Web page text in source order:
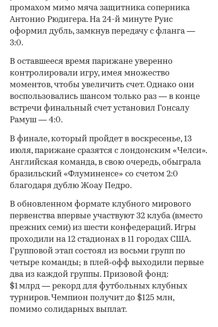
промахом мимо мяча защитника соперника
Антонио Рюдигера. На 24-й минуте Руис
оформил дубль, замкнув передачу с фланга —
3:0.
В оставшееся время парижане уверенно
контролировали игру, имея множество
моментов, чтобы увеличить счет. Однако они
воспользовались шансом только раз — в конце
встречи финальный счет установил Гонсалу
Рамуш — 4:0.
00:00
В финале, который пройдет в воскресенье, 13
июля, парижане сразятся с лондонским «Челси».
Английская команда, в свою очередь, обыграла
бразильский «Флуминенсе» со счетом 2:0
благодаря дублю Жоау Педро.
В обновленном формате клубного мирового
первенства впервые участвуют 32 клуба (вместо
прежних семи) из шести конфедераций. Игры
проходили на 12 стадионах в 11 городах США.
Групповой этап состоял из восьми групп по
четыре команды; в плей‑офф выходили первые
два из каждой группы. Призовой фонд:
$1 млрд — рекорд для футбольных клубных
турниров. Чемпион получит до $125 млн,
помимо солидарных выплат.